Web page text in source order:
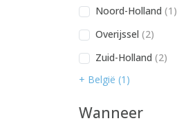
Noord-Holland (1)
Overijssel (2)
Zuid-Holland (2)
+ België (1)
Wanneer